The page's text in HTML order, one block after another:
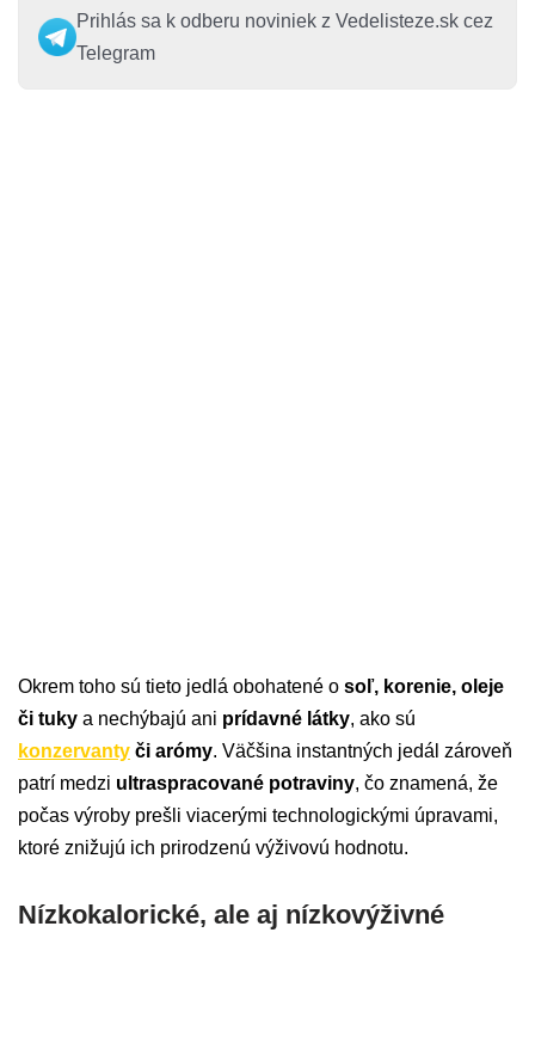
Prihlás sa k odberu noviniek z Vedelisteze.sk cez
Telegram
Okrem toho sú tieto jedlá obohatené o soľ, korenie, oleje
či tuky a nechýbajú ani prídavné látky, ako sú
konzervanty či arómy. Väčšina instantných jedál zároveň
patrí medzi ultraspracované potraviny, čo znamená, že
počas výroby prešli viacerými technologickými úpravami,
ktoré znižujú ich prirodzenú výživovú hodnotu.
Nízkokalorické, ale aj nízkovýživné